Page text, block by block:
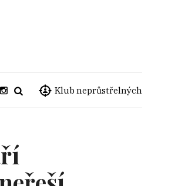
Klub neprůstřelných